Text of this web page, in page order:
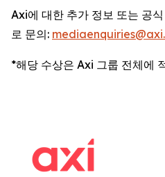
Axi에 대한 추가 정보 또는 공
로 문의:
*해당 수상은 Axi 그룹 전체에